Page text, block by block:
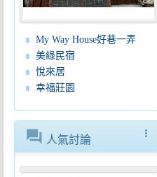
My Way House好巷一弄
美綠民宿
悅來居
幸福莊園
more_vert
forum 人氣討論